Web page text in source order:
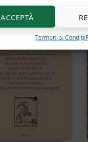
ACCEPTĂ
Termeni și Condiții